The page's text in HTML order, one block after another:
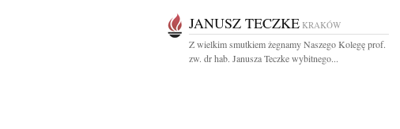
JANUSZ TECZKE KRAKÓW
Z wielkim smutkiem żegnamy Naszego Kolegę prof.
zw. dr hab. Janusza Teczke wybitnego...